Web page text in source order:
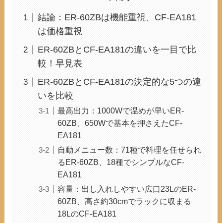
結論：ER-60ZBは機能重視、CF-EA181
は価格重視
ER-60ZBとCF-EA181の違いを一目で比
較！早見表
ER-60ZBとCF-EA181の決定的な5つの違
いを比較
最高出力：1000Wで温めが早いER-
60ZB、650Wで基本を押さえたCF-
EA181
自動メニュー数：71種で料理を任せられ
るER-60ZB、18種でシンプルなCF-
EA181
容量：出し入れしやすい広口23LのER-
60ZB、高さ約30cmでラックに収まる
18LのCF-EA181